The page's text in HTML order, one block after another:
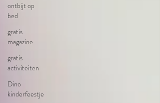
ontbijt op
bed
gratis
magazine
gratis
activiteiten
Dino
kinderfeestje